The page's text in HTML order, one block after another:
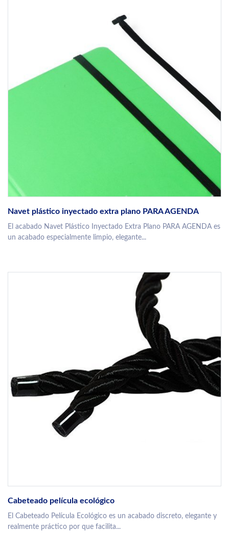
Navet plástico inyectado extra plano PARA AGENDA
El acabado Navet Plástico Inyectado Extra Plano PARA AGENDA es
un acabado especialmente limpio, elegante...
Cabeteado película ecológico
El Cabeteado Película Ecológico es un acabado discreto, elegante y
realmente práctico por que facilita...